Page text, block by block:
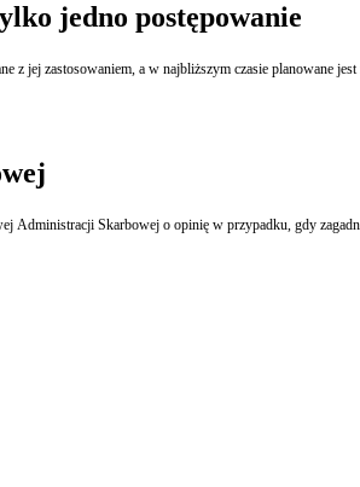
jedno postępowanie
jej zastosowaniem, a w najbliższym czasie planowane
Skarbowej o opinię w przypadku, gdy